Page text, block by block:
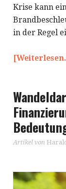
Krise kann
in der Regel
Artikel von